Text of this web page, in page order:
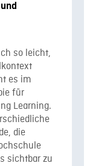
so leicht,
es im
für
Learning.
die
sichtbar zu